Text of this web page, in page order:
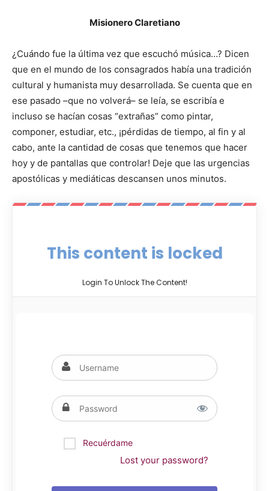
Misionero Claretiano
¿Cuándo fue la última vez que escuchó música…? Dicen
que en el mundo de los consagrados había una tradición
cultural y humanista muy desarrollada. Se cuenta que en
ese pasado –que no volverá– se leía, se escribía e
incluso se hacían cosas “extrañas” como pintar,
componer, estudiar, etc., ¡pérdidas de tiempo, al fin y al
cabo, ante la cantidad de cosas que tenemos que hacer
hoy y de pantallas que controlar! Deje que las urgencias
apostólicas y mediáticas descansen unos minutos.
This content is locked
Login To Unlock The Content!
Recuérdame
Lost your password?